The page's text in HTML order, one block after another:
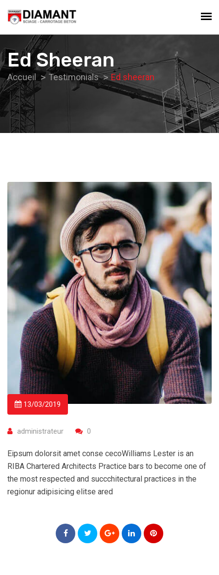
Ed Sheeran
Accueil Testimonials Ed sheeran
13/03/2019
administrateur 0
Eipsum dolorsit amet conse cecoWilliams Lester is an
RIBA Chartered Architects Practice bars to become one of
the most respected and succchitectural practices in the
regionur adipisicing elitse ared